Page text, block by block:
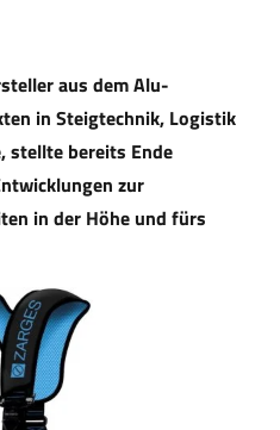
aus dem Alu-
in Steigtechnik, Logistik
stellte bereits Ende
zur
in der Höhe und fürs